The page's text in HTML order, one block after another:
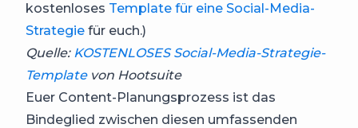
kostenloses Template für eine Social-Media-
Strategie für euch.)
Quelle: KOSTENLOSES Social-Media-Strategie-
Templatevon Hootsuite
Euer Content-Planungsprozess ist das
Bindeglied zwischen diesen umfassenden